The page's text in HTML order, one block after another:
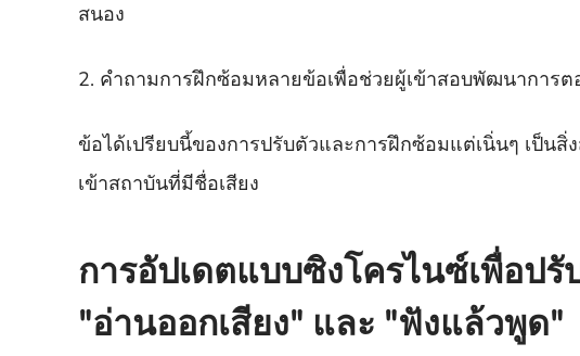
สนอง
2. คำถามการฝึกซ้อมหลายข้อเพื่อช่วยผู้เข้าสอบพัฒนาการ
ข้อได้เปรียบนี้ของการปรับตัวและการฝึกซ้อมแต่เนิ่นๆ เป็น
เข้าสถาบันที่มีชื่อเสียง
การอัปเดตแบบซิงโครไนซ์เพื่อป
"อ่านออกเสียง" และ "ฟังแล้วพูด"